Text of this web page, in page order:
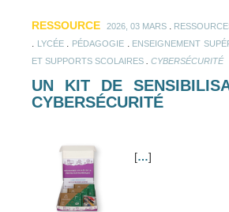
RESSOURCE 2026, 03 MARS
LYCÉE. PÉDAGOGIE ENSEIGNEMENT
ET SUPPORTS SCOLAIRES
CYBERSÉCURITÉ
UN KIT DE
CYBERSÉCURITÉ
[…]